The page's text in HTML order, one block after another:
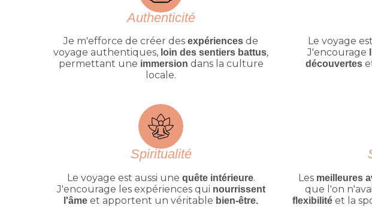
Authenticité
Je m'efforce de créer desexpériencesde
voyage authentiques, loin des sentiers battus,
permettant une immersion dans la culture
locale.
Le voyage
J'encourage
découvertes
Spiritualité
Le voyage est aussi une quête intérieure.
J'encourage les expériences qui nourrissent
l'âme et apportent un véritable bien-être.
Les meilleures
que l'on
flexibilité et la